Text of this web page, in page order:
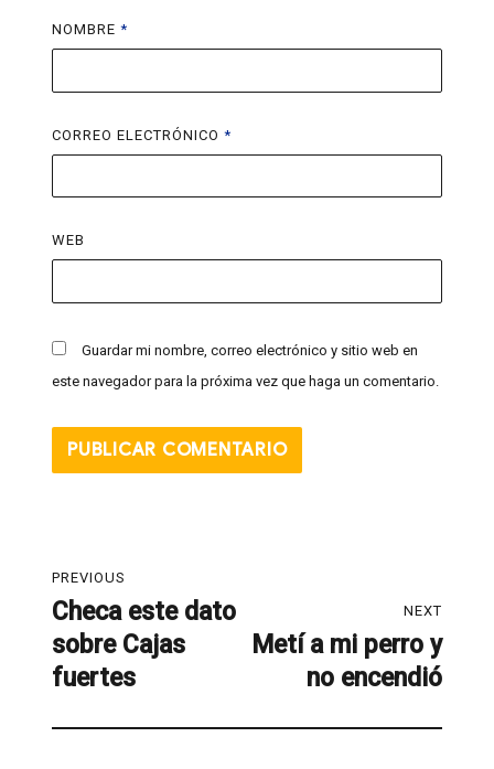
NOMBRE*
CORREO ELECTRÓNICO*
WEB
Guardar mi nombre, correo electrónico y sitio web en
este navegador para la próxima vez que haga un comentario.
PREVIOUS
Checa este dato
sobre Cajas
fuertes
NEXT
Metí a mi perro y
no encendió